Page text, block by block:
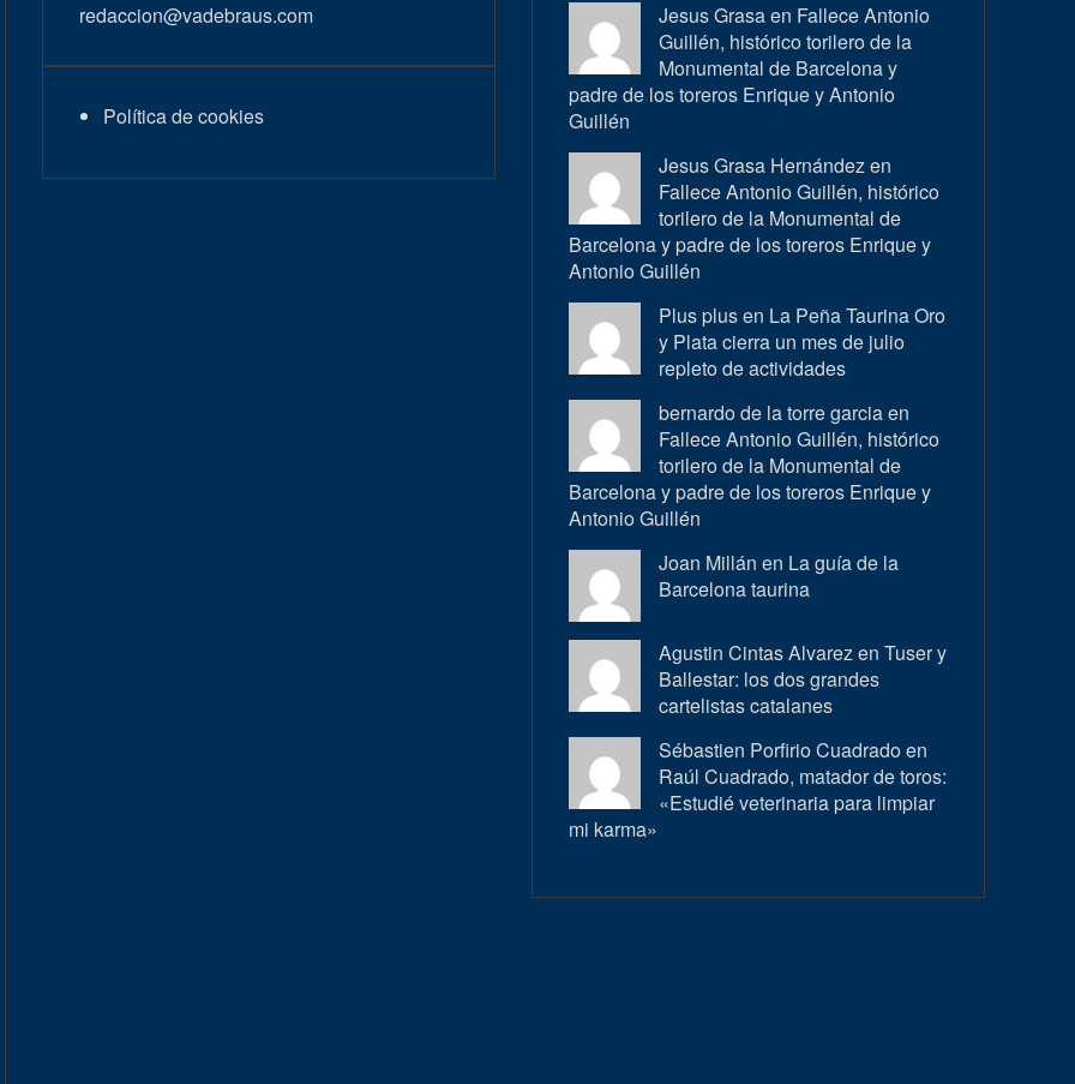
redaccion@vadebraus.com
Política de cookies
Jesus Grasa en Fallece Antonio
Guillén, histórico torilero de la
Monumental de Barcelona y
padre de los toreros Enrique y Antonio
Guillén
Jesus Grasa Hernández en
Fallece Antonio Guillén, histórico
torilero de la Monumental de
Barcelona y padre de los toreros Enrique y
Antonio Guillén
Plus plus en La Peña Taurina Oro
y Plata cierra un mes de julio
repleto de actividades
bernardo de la torre garcia en
Fallece Antonio Guillén, histórico
torilero de la Monumental de
Barcelona y padre de los toreros Enrique y
Antonio Guillén
Joan Millán en La guía de la
Barcelona taurina
Agustin Cintas Alvarez enTuser y
Ballestar: los dos grandes
cartelistas catalanes
Sébastien Porfirio Cuadrado en
Raúl Cuadrado, matador de toros:
«Estudié veterinaria para limpiar
mi karma»